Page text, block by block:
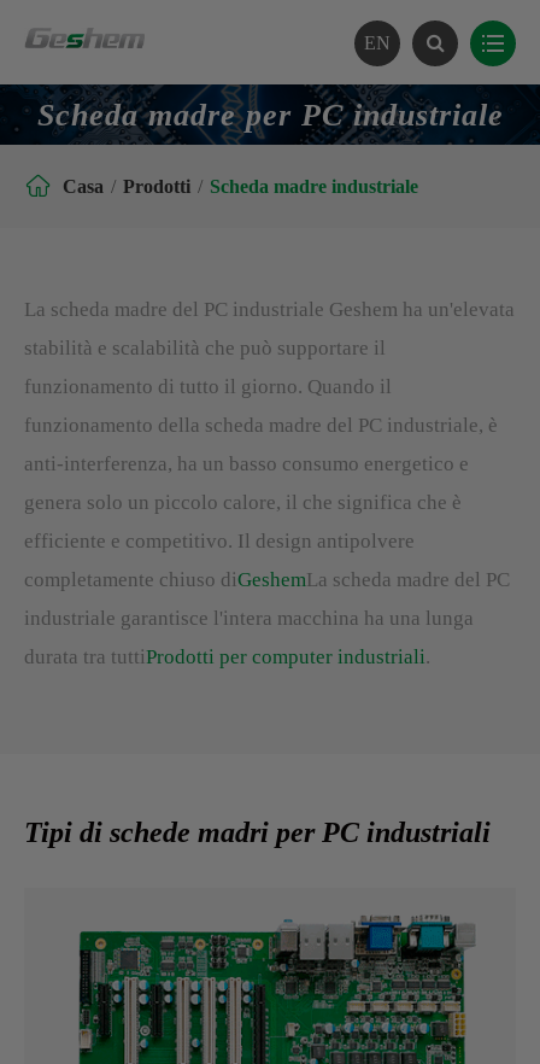
EN
Scheda madre per PC industriale
 Casa Prodotti Scheda madre industriale
La scheda madre del PC industriale Geshem ha un'elevata
stabilità e scalabilità che può supportare il
funzionamento di tutto il giorno. Quando il
funzionamento della scheda madre del PC industriale, è
anti-interferenza, ha un basso consumo energetico e
genera solo un piccolo calore, il che significa che è
efficiente e competitivo. Il design antipolvere
completamente chiuso diGeshemLa scheda madre del PC
industriale garantisce l'intera macchina ha una lunga
durata tra tuttiProdotti per computer industriali.
Tipi di schede madri per PC industriali